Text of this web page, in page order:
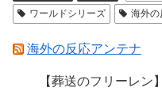
ワールドシリーズ
海外の
海外の反応アンテナ
【葬送のフリーレン